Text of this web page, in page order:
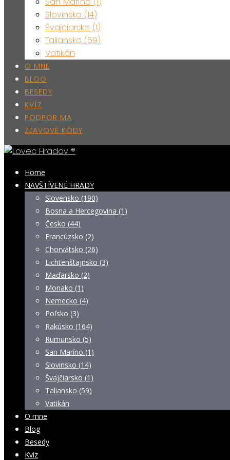
Slovinsko (14)
Švajčiarsko (1)
Taliansko (59)
Vatikán
O MNE
BLOG
BESEDY
KVÍZ
PODPOR MA
ZĽAVOVÉ KÓDY
Home
NAVŠTÍVENÉ HRADY
Slovensko (190)
Bosna a Hercegovina (1)
Česko (44)
Francúzsko (2)
Chorvátsko (26)
Lichtenštajnsko (3)
Maďarsko (2)
Monako (1)
Nemecko (4)
Poľsko (3)
Rakúsko (164)
Rumunsko (5)
San Maríno (1)
Slovinsko (14)
Švajčiarsko (1)
Taliansko (59)
Vatikán
O mne
Blog
Besedy
Kvíz